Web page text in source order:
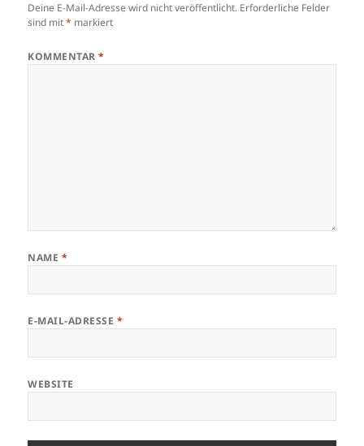
Deine E-Mail-Adresse wird nicht veröffentlicht. Erforderliche Felder
sind mit* markiert
KOMMENTAR*
NAME *
E-MAIL-ADRESSE *
WEBSITE